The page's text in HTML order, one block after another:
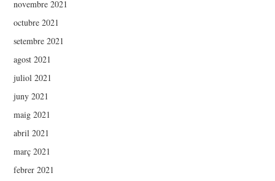
novembre 2021
octubre 2021
setembre 2021
agost 2021
juliol 2021
juny 2021
maig 2021
abril 2021
març 2021
febrer 2021